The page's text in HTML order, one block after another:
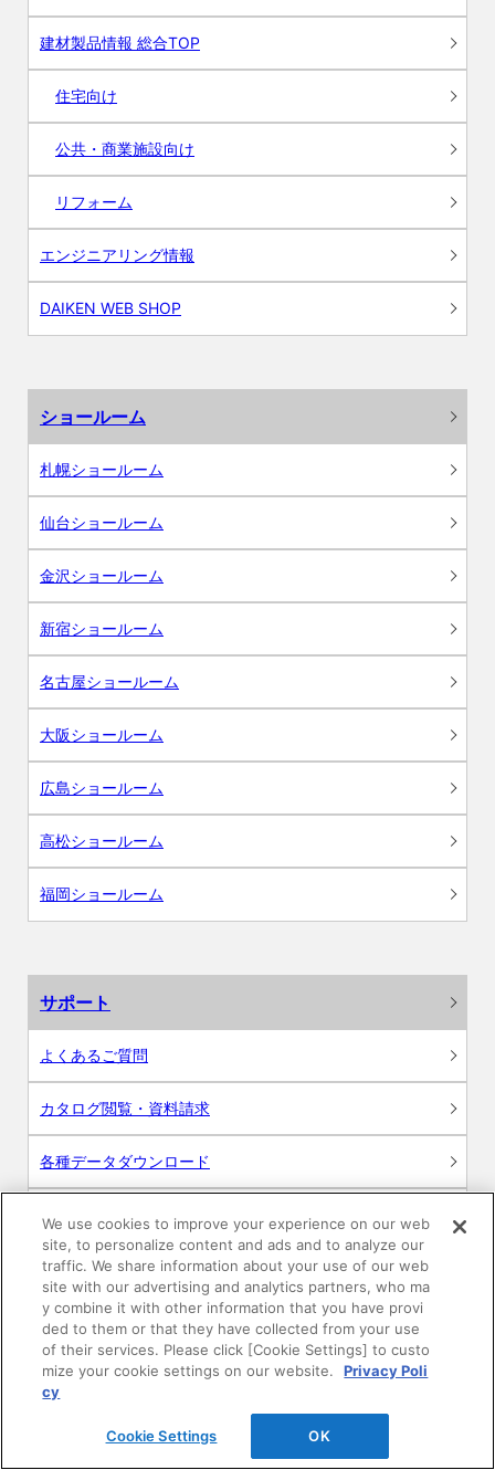
建材製品情報 総合TOP
住宅向け
公共・商業施設向け
リフォーム
エンジニアリング情報
DAIKEN WEB SHOP
ショールーム
札幌ショールーム
仙台ショールーム
金沢ショールーム
新宿ショールーム
名古屋ショールーム
大阪ショールーム
広島ショールーム
高松ショールーム
福岡ショールーム
サポート
よくあるご質問
カタログ閲覧・資料請求
各種データダウンロード
WEB見積・各種シミュレーション
交換用部品の購入
修理・点検
お問い合わせ
We use cookies to improve your experience on our web
site, to personalize content and ads and to analyze our
traffic. We share information about your use of our web
site with our advertising and analytics partners, who ma
y combine it with other information that you have provi
ded to them or that they have collected from your use
of their services. Please click [Cookie Settings] to custo
mize your cookie settings on our website.
Privacy Poli
cy
Cookie Settings OK